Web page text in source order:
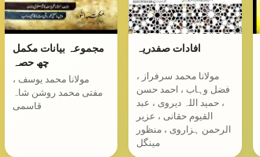
مجموعہ بیانات مکمل
چھ حصہ
مولانا محمد یوسف ،
مفتی محمد روشن شاہ
قاسمی
افادات صفدریہ
مولانا محمد سرفراز ،
فضل وہاب ، احمد حسن
، حمید اللہ دیروی ، عبد
القیوم حقانی ، عزیر
الرحمن ہزاروی ، منظور
مینگل